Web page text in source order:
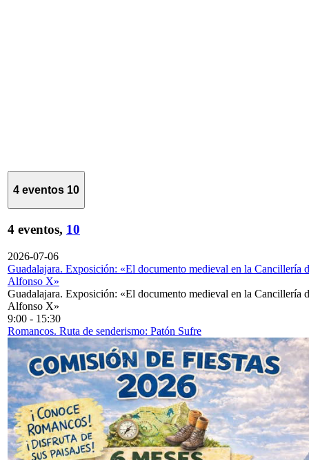
4 eventos 10
4 eventos, 10
2026-07-06
Guadalajara. Exposición: «El documento medieval en la Cancillería
Alfonso X»
Guadalajara. Exposición: «El documento medieval en la Cancillería
Alfonso X»
9:00 - 15:30
Romancos. Ruta de senderismo: Patón Sufre